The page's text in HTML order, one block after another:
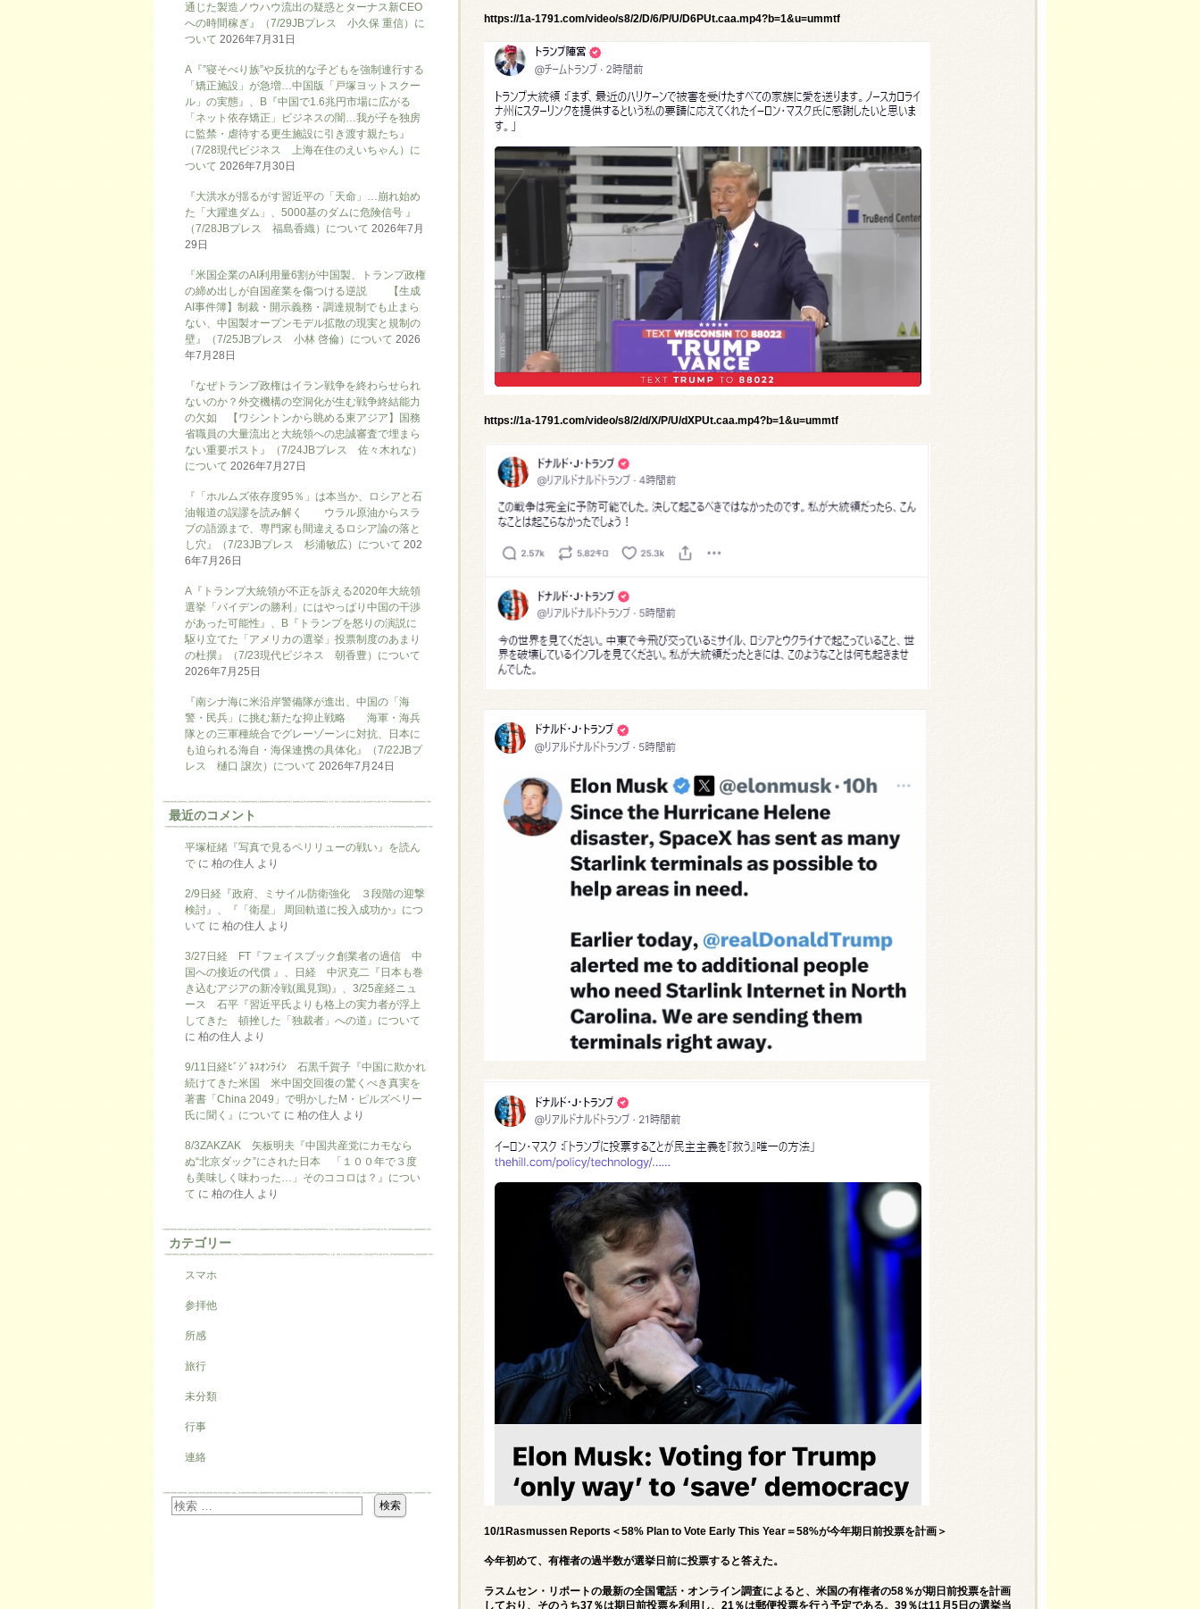
https://1a-1791.com/video/s8/2/D/6/P/U/D6PUt.caa.mp4?b=1&u=ummtf
https://1a-1791.com/video/s8/2/d/X/P/U/dXPUt.caa.mp4?b=1&u=ummtf
10/1Rasmussen Reports＜58% Plan to Vote Early This Year＝58%が今年期日前投票を計画＞
今年初めて、有権者の過半数が選挙日前に投票すると答えた。
ラスムセン・リポートの最新の全国電話・オンライン調査によると、米国の有権者の58％が期日前投票を計画
しており、そのうち37％は期日前投票を利用し、21％は郵便投票を行う予定である。39％は11月5日の選挙当
通じた製造ノウハウ流出の疑惑とターナス新CEO
への時間稼ぎ』（7/29JBプレス 小久保 重信）に
ついて 2026年7月31日
A『”寝そべり族”や反抗的な子どもを強制連行する
「矯正施設」が急増…中国版「戸塚ヨットスクー
ル」の実態』、B『中国で1.6兆円市場に広がる
「ネット依存矯正」ビジネスの闇…我が子を独房
に監禁・虐待する更生施設に引き渡す親たち』
（7/28現代ビジネス 上海在住のえいちゃん）に
ついて 2026年7月30日
『大洪水が揺るがす習近平の「天命」…崩れ始め
た「大躍進ダム」、5000基のダムに危険信号 』
（7/28JBプレス 福島香織）について 2026年7月
29日
『米国企業のAI利用量6割が中国製、トランプ政権
の締め出しが自国産業を傷つける逆説 【生成
AI事件簿】制裁・開示義務・調達規制でも止まら
ない、中国製オープンモデル拡散の現実と規制の
壁』（7/25JBプレス 小林 啓倫）について 2026
年7月28日
『なぜトランプ政権はイラン戦争を終わらせられ
ないのか？外交機構の空洞化が生む戦争終結能力
の欠如 【ワシントンから眺める東アジア】国務
省職員の大量流出と大統領への忠誠審査で埋まら
ない重要ポスト』（7/24JBプレス 佐々木れな）
について 2026年7月27日
『「ホルムズ依存度95％」は本当か、ロシアと石
油報道の誤謬を読み解く ウラル原油からスラ
ブの語源まで、専門家も間違えるロシア論の落と
し穴』（7/23JBプレス 杉浦敏広）について 202
6年7月26日
A『トランプ大統領が不正を訴える2020年大統領
選挙「バイデンの勝利」にはやっぱり中国の干渉
があった可能性』、B『トランプを怒りの演説に
駆り立てた「アメリカの選挙」投票制度のあまり
の杜撰』（7/23現代ビジネス 朝香豊）について
2026年7月25日
『南シナ海に米沿岸警備隊が進出、中国の「海
警・民兵」に挑む新たな抑止戦略 海軍・海兵
隊との三軍種統合でグレーゾーンに対抗、日本に
も迫られる海自・海保連携の具体化』（7/22JBプ
レス 樋口 譲次）について 2026年7月24日
最近のコメント
平塚柾緒『写真で見るペリリューの戦い』を読ん
で に 柏の住人 より
2/9日経『政府、ミサイル防衛強化 ３段階の迎撃
検討』、『「衛星」 周回軌道に投入成功か』につ
いて に 柏の住人 より
3/27日経 FT『フェイスブック創業者の過信 中
国への接近の代償 』、日経 中沢克二『日本も巻
き込むアジアの新冷戦(風見鶏)』、3/25産経ニュ
ース 石平『習近平氏よりも格上の実力者が浮上
してきた 頓挫した「独裁者」への道』について
に 柏の住人 より
9/11日経ﾋﾞｼﾞﾈｽｵﾝﾗｲﾝ 石黒千賀子『中国に欺かれ
続けてきた米国 米中国交回復の驚くべき真実を
著書「China 2049」で明かしたM・ピルズベリー
氏に聞く』について に 柏の住人 より
8/3ZAKZAK 矢板明夫『中国共産党にカモなら
ぬ“北京ダック”にされた日本 「１００年で３度
も美味しく味わった…」そのココロは？』につい
て に 柏の住人 より
カテゴリー
スマホ
参拝他
所感
旅行
未分類
行事
連絡